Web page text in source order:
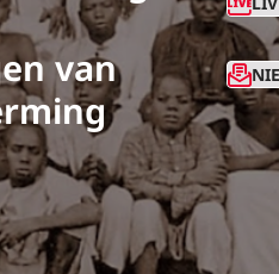
van